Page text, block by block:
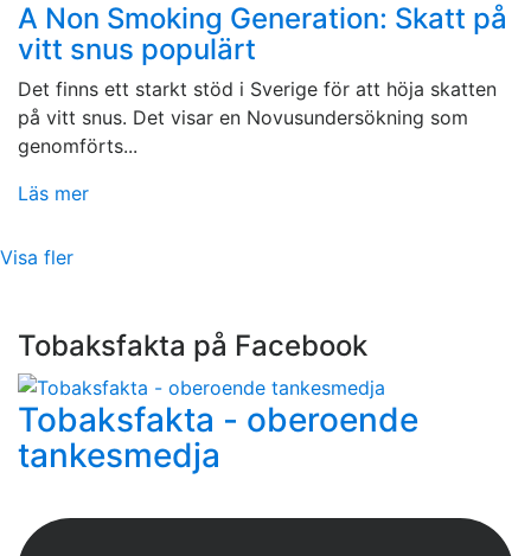
A Non Smoking Generation: Skatt på
vitt snus populärt
Det finns ett starkt stöd i Sverige för att höja skatten
på vitt snus. Det visar en Novusundersökning som
genomförts...
Läs mer
Visa fler
Tobaksfakta på Facebook
Tobaksfakta - oberoende
tankesmedja